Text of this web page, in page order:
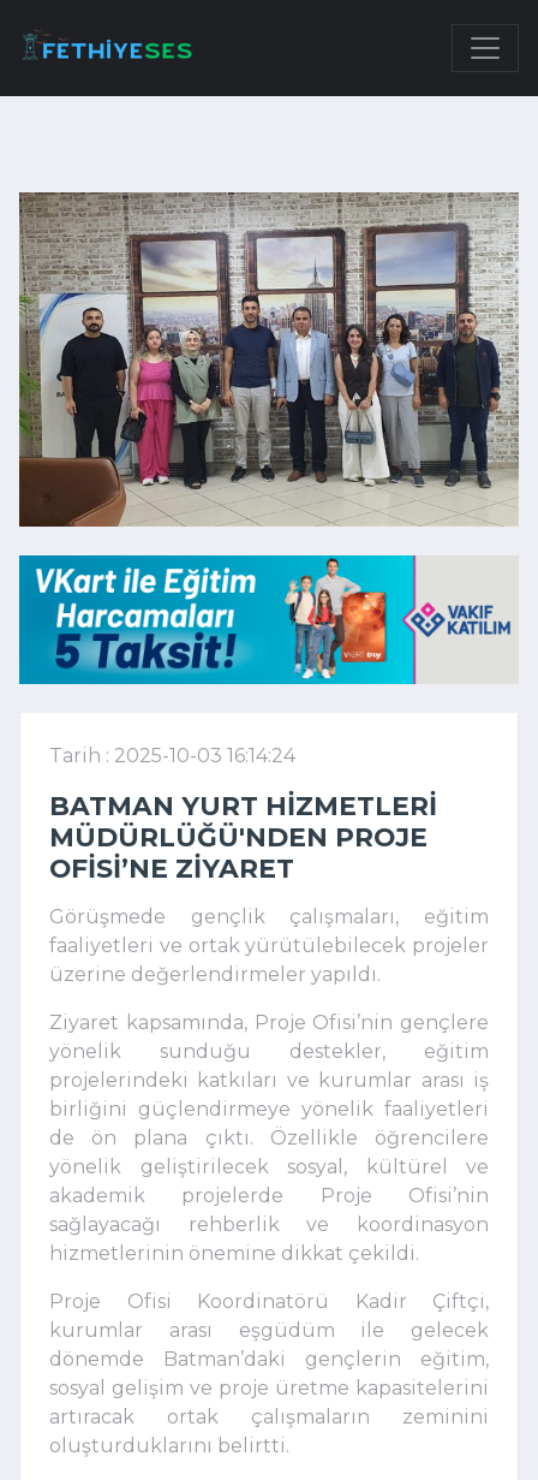
Tarih : 2025-10-03 16:14:24
BATMAN YURT HIZMETLERI
MÜDÜRLÜĞÜ'NDEN PROJE
OFISI’NE ZIYARET
Görüşmede gençlik çalışmaları, eğitim
faaliyetleri ve ortak yürütülebilecek projeler
üzerine değerlendirmeler yapıldı.
Ziyaret kapsamında, Proje Ofisi’nin gençlere
yönelik sunduğu destekler, eğitim
projelerindeki katkıları ve kurumlar arası iş
birliğini güçlendirmeye yönelik faaliyetleri
de ön plana çıktı. Özellikle öğrencilere
yönelik geliştirilecek sosyal, kültürel ve
akademik projelerde Proje Ofisi’nin
sağlayacağı rehberlik ve koordinasyon
hizmetlerinin önemine dikkat çekildi.
Proje Ofisi Koordinatörü Kadir Çiftçi,
kurumlar arası eşgüdüm ile gelecek
dönemde Batman’daki gençlerin eğitim,
sosyal gelişim ve proje üretme kapasitelerini
artıracak ortak çalışmaların zeminini
oluşturduklarını belirtti.